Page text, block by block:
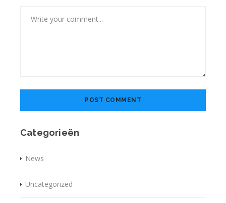
Categorieën
News
Uncategorized